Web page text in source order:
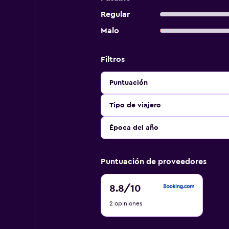
Regular
Malo
Filtros
Puntuación
Tipo de viajero
Época del año
Puntuación de proveedores
8.8/10
8.8
10
2 opiniones